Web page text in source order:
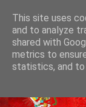
This site uses
and to analyze
shared with
metrics to
statistics, and to